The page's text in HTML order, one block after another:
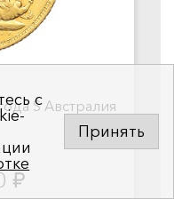
S Австралия
руб.
с
Принять